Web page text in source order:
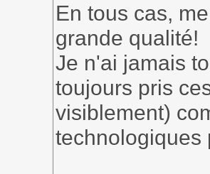
En tous cas,
grande qualité!
Je n'ai jamais
toujours pris
visiblement)
technologiques